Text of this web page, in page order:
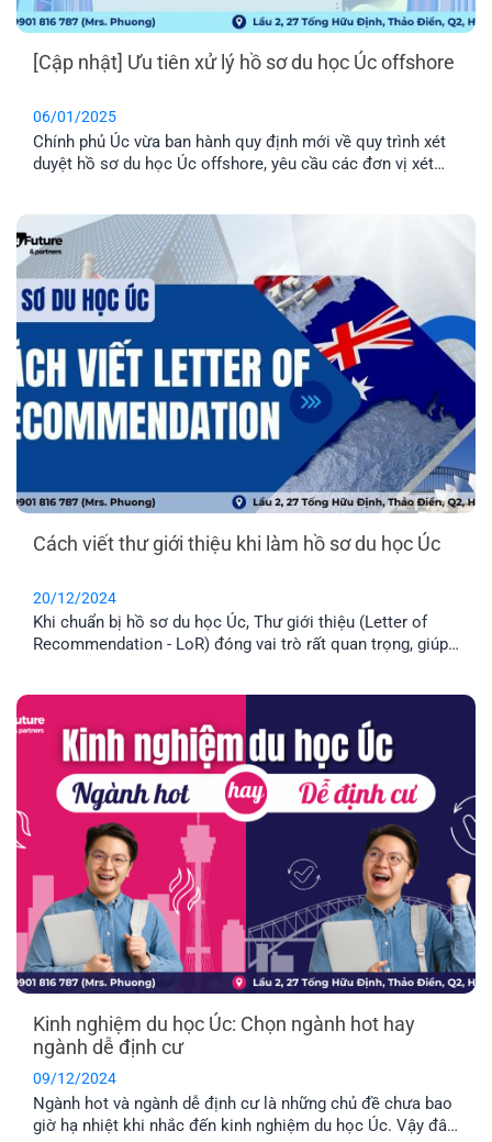
[Cập nhật] Ưu tiên xử lý hồ sơ du học Úc offshore
06/01/2025
Chính phủ Úc vừa ban hành quy định mới về quy trình xét
duyệt hồ sơ du học Úc offshore, yêu cầu các đơn vị xét
Cách viết thư giới thiệu khi làm hồ sơ du học Úc
20/12/2024
Khi chuẩn bị hồ sơ du học Úc, Thư giới thiệu (Letter of
Recommendation - LoR) đóng vai trò rất quan trọng, giúp
hơn.
Kinh nghiệm du học Úc: Chọn ngành hot hay
ngành dễ định cư
09/12/2024
Ngành hot và ngành dễ định cư là những chủ đề chưa bao
giờ hạ nhiệt khi nhắc đến kinh nghiệm du học Úc. Vậy đâu